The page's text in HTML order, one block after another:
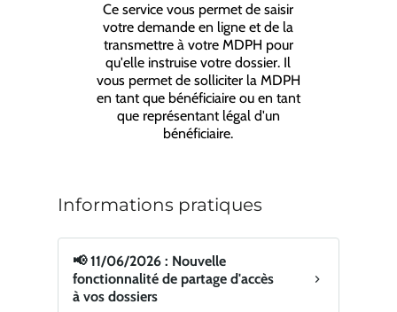
Ce service vous permet de saisir
votre demande en ligne et de la
transmettre à votre MDPH pour
qu'elle instruise votre dossier. Il
vous permet de solliciter la MDPH
en tant que bénéficiaire ou en tant
que représentant légal d'un
bénéficiaire.
Informations pratiques